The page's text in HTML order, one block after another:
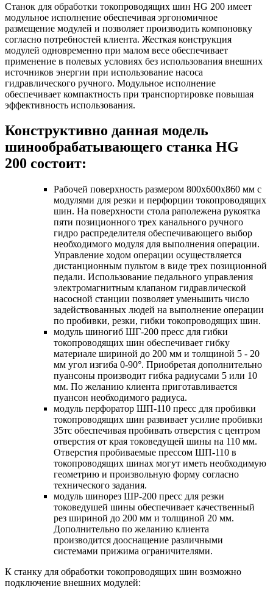
Станок для обработки токопроводящих шин HG 200 имеет
модульное исполнение обеспечивая эргономичное
размещение модулей и позволяет производить компоновку
согласно потребностей клиента. Жесткая конструкция
модулей одновременно при малом весе обеспечивает
применение в полевых условиях без использования внешних
источников энергии при использование насоса
гидравлического ручного. Модульное исполнение
обеспечивает компактность при транспортировке повышая
эффективность использования.
Конструктивно данная модель
шинообрабатывающего станка HG
200 состоит:
Рабочей поверхность размером 800х600х860 мм с
модулями для резки и перфорции токопроводящих
шин. На поверхности стола раполежена рукоятка
пяти позиционного трех канального ручного
гидро распределителя обеспечивающего выбор
необходимого модуля для выполнения операции.
Управление ходом операции осуществляется
дистанционным пультом в виде трех позиционной
педали. Использование педального управления
электромагнитным клапаном гидравлической
насосной станции позволяет уменьшить число
задействованных людей на выполнение операции
по пробивки, резки, гибки токопроводящих шин.
модуль шиногиб ШГ-200 пресс для гибки
токопроводящих шин обеспечивает гибку
материале шириной до 200 мм и толщиной 5 - 20
мм угол изгиба 0-90°. Приобретая дополнительно
пуансоны производит гибка радиусами 5 или 10
мм. По желанию клиента приготавливается
пуансон необходимого радиуса.
модуль перфоратор ШП-110 пресс для пробивки
токопроводящих шин развивает усилие пробивки
35тс обеспечивая пробивать отверстия с центром
отверстия от края токоведущей шины на 110 мм.
Отверстия пробиваемые прессом ШП-110 в
токопроводящих шинах могут иметь необходимую
геометрию и произвольную форму согласно
технического задания.
модуль шинорез ШР-200 пресс для резки
токоведушей шины обеспечивает качественный
рез шириной до 200 мм и толщиной 20 мм.
Дополнительно по желанию клиента
производится дооснащение различными
системами прижима ограничителями.
К станку для обработки токопроводящих шин возможно
подключение внешних модулей: